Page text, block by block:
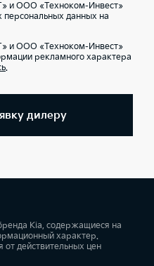
и ООО «Техноком-Инвест»
персональных данных на
и ООО «Техноком-Инвест»
рекламного характера
.
дилеру
Kia, содержащиеся на
характер.
от действительных цен